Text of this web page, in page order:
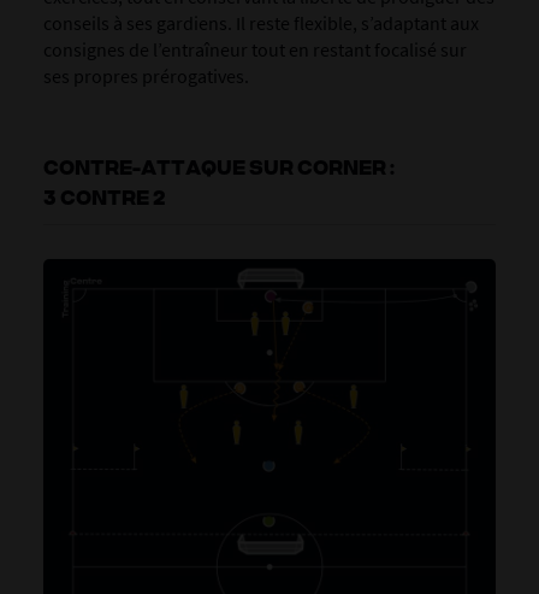
conseils à ses gardiens. Il reste flexible, s’adaptant aux
consignes de l’entraîneur tout en restant focalisé sur
ses propres prérogatives.
CONTRE-ATTAQUE SUR CORNER :
3 CONTRE 2